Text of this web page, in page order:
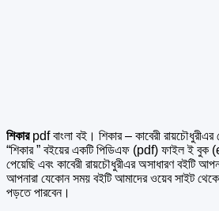
শিকারpdf বাংলা বই। শিকার – কাবেরী রায়চৌধুরীএর
“শিকার ” বইয়ের একটি পিডিএফ (pdf) ফাইল ই
পেয়েছি এবং কাবেরী রায়চৌধুরীএর অসাধারণ বইটি
আপনারা যেকোন সময় বইটি আমাদের ওয়েব সাইট
পড়তে পারবেন।